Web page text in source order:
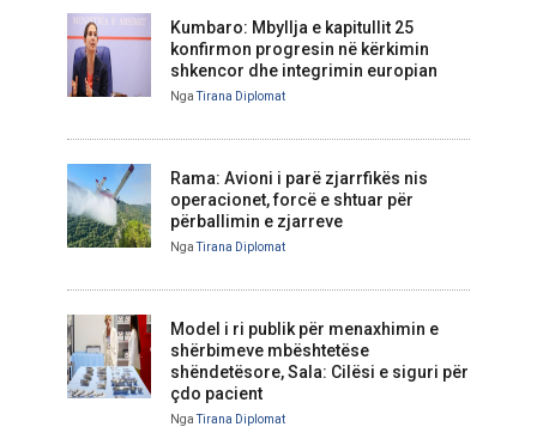
Kumbaro: Mbyllja e kapitullit 25
konfirmon progresin në kërkimin
shkencor dhe integrimin europian
NgaTirana Diplomat
Rama: Avioni i parë zjarrfikës nis
operacionet, forcë e shtuar për
përballimin e zjarreve
NgaTirana Diplomat
Model i ri publik për menaxhimin e
shërbimeve mbështetëse
shëndetësore, Sala: Cilësi e siguri për
çdo pacient
NgaTirana Diplomat